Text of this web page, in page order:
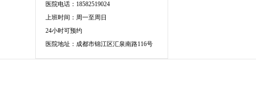
医院电话：18582519024
上班时间：周一至周日
24小时可预约
医院地址：成都市锦江区汇泉南路116号